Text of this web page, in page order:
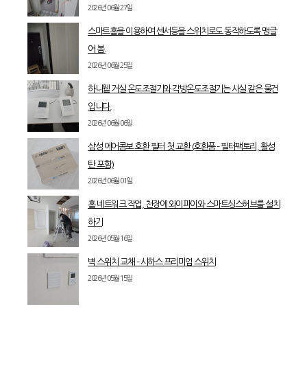
2026년 06월 27일
스마트홈을 이용하여 센서등을 스위치로도 동작하도록 맹글
어 봄.
2026년 06월 25일
하니웰 거실 온도조절기와 각방온도조절기는 사실 같은 물건
입니다.
2026년 06월 06일
삼성 에어콤보 호환 필터 첫 교환 (호환품 – 필터팩토리, 활성
탄 포함)
2026년 06월 01일
홈 네트워크 작업, 천장에 와이파이와 스마트싱스허브를 설치
하기
2026년 05월 16일
벽 스위치 교채 – 시하스 프리미엄 스위치
2026년 05월 15일